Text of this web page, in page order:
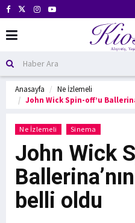
Anasayfa
Ne İzlemeli
John Wick Spin-off’u
Ne İzlemeli Sinema
John Wick
belli oldu